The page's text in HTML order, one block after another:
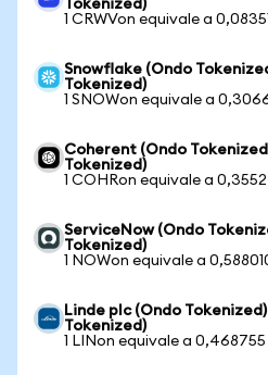
Tokenized)
1 CRWVon equivale a
Snowflake (Ondo
Tokenized)
1 SNOWon equivale a
Coherent (Ondo
Tokenized)
1 COHRon equivale a
ServiceNow (Ondo
Tokenized)
1 NOWon equivale a
Linde plc (Ondo
Tokenized)
1 LINon equivale a 0,468755